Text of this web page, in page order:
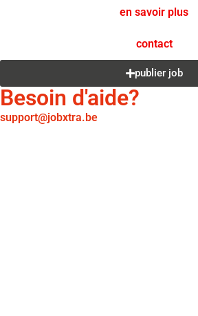
en savoir plus
contact
publier job
Besoin d'aide?
support@jobxtra.be